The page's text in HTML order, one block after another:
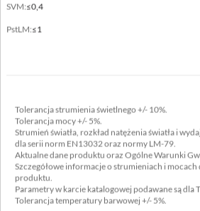
SVM:≤0,4
PstLM:≤1
Tolerancja strumienia świetlnego +/- 10%.
Tolerancja mocy +/- 5%.
Strumień światła, rozkład natężenia światła i
dla serii norm EN13032 oraz normy LM-79.
Aktualne dane produktu oraz Ogólne Warunki
Szczegółowe informacje o strumieniach i
produktu.
Parametry w karcie katalogowej podawane są dla
Tolerancja temperatury barwowej +/- 5%.
tak
Rodzaj osprzętu
ED
Źródło światła
LED